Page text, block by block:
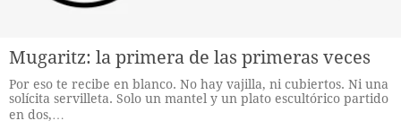
Mugaritz: la primera de las primeras veces
Por eso te recibe en blanco. No hay vajilla, ni cubiertos. Ni una
solícita servilleta. Solo un mantel y un plato escultórico partido
en dos,…